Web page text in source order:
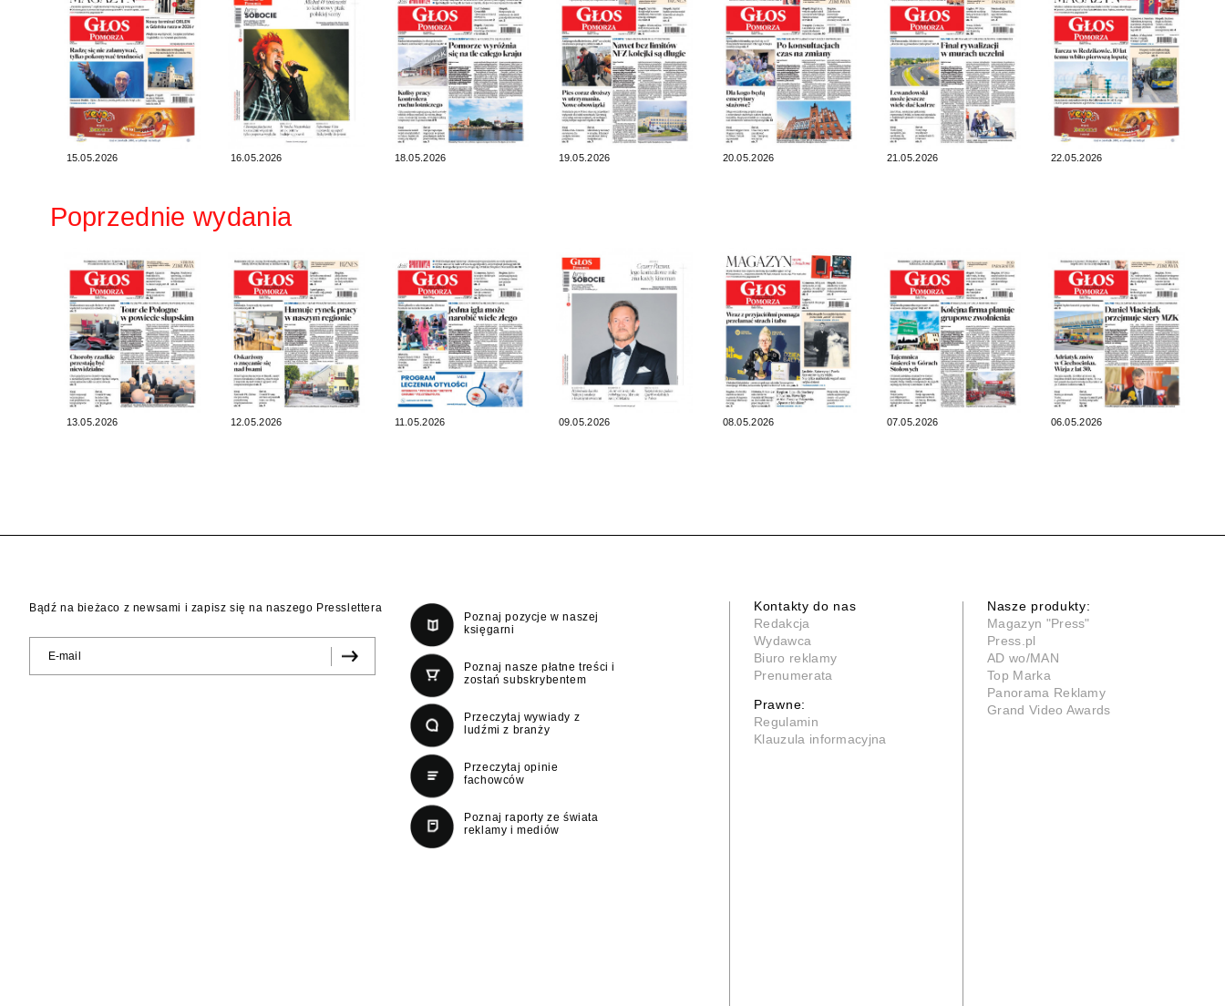
15.05.2026 16.05.2026 18.05.2026 19.05.2026 20.05.2026 21.05.2026 22.05.2026
Poprzednie wydania
13.05.2026 12.05.2026 11.05.2026 09.05.2026 08.05.2026 07.05.2026 06.05.2026
Bądź na bieżaco z newsami i zapisz się na naszego Presslettera
Poznaj pozycje w naszej
księgarni
Poznaj nasze płatne treści i
zostań subskrybentem
Przeczytaj wywiady z
ludźmi z branży
Przeczytaj opinie
fachowców
Poznaj raporty ze świata
reklamy i mediów
Kontakty do nas
Redakcja
Wydawca
Biuro reklamy
Prenumerata
Prawne:
Regulamin
Klauzula informacyjna
Nasze produkty:
Magazyn "Press"
Press.pl
AD wo/MAN
Top Marka
Panorama Reklamy
Grand Video Awards